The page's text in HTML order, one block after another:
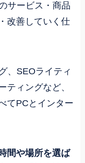
サービス・商品
改善していく仕
、SEOライティ
ティングなど、
てPCとインター
間や場所を選ば